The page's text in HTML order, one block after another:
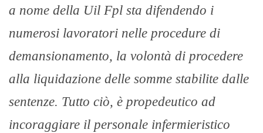
a nome della Uil Fpl sta difendendo i
numerosi lavoratori nelle procedure di
demansionamento, la volontà di procedere
alla liquidazione delle somme stabilite dalle
sentenze. Tutto ciò, è propedeutico ad
incoraggiare il personale infermieristico